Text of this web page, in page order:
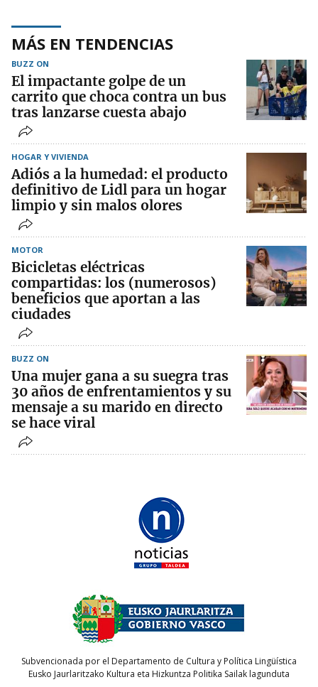
MÁS EN TENDENCIAS
BUZZ ON
El impactante golpe de un
carrito que choca contra un bus
tras lanzarse cuesta abajo
HOGAR Y VIVIENDA
Adiós a la humedad: el producto
definitivo de Lidl para un hogar
limpio y sin malos olores
MOTOR
Bicicletas eléctricas
compartidas: los (numerosos)
beneficios que aportan a las
ciudades
BUZZ ON
Una mujer gana a su suegra tras
30 años de enfrentamientos y su
mensaje a su marido en directo
se hace viral
Subvencionada por el Departamento de Cultura y Política Lingüística
Eusko Jaurlaritzako Kultura eta Hizkuntza Politika Sailak lagunduta